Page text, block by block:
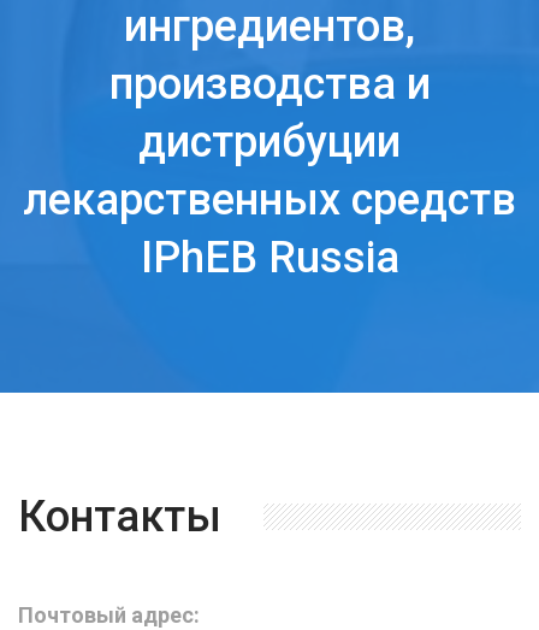
ингредиентов,
производства и
дистрибуции
лекарственных средств
IPhEB Russia
Контакты
Почтовый адрес: